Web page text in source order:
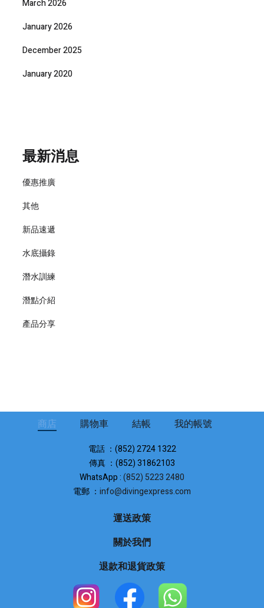
March 2026
January 2026
December 2025
January 2020
最新消息
優惠推廣
其他
新品速遞
水底攝錄
潛水訓練
潛點介紹
產品分享
商店 購物車 結帳 我的帳號
電話 ：(852) 2724 1322
傳真 ：(852) 31862103
WhatsApp :(852) 5223 2480
電郵 ： info@divingexpress.com
運送政策
關於我們
退款和退貨政策